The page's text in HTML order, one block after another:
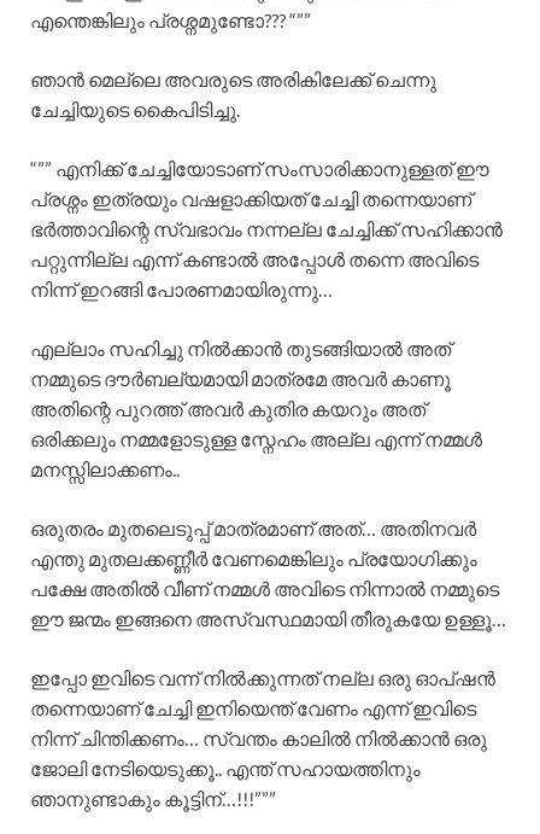
എന്തെങ്കിലും പ്രശ്നമുണ്ടോ??? “””
ഞാൻ മെല്ലെ അവരുടെ അരികിലേക്ക് ചെന്നു
ചേച്ചിയുടെ കൈപിടിച്ചു.
“”” എനിക്ക് ചേച്ചിയോടാണ് സംസാരിക്കാനുള്ളത് ഈ
പ്രശ്നം ഇത്രയും വഷളാക്കിയത് ചേച്ചി തന്നെയാണ്
ഭർത്താവിന്റെ സ്വഭാവം നന്നല്ല ചേച്ചിക്ക് സഹിക്കാൻ
പറ്റുന്നില്ല എന്ന് കണ്ടാൽ അപ്പോൾ തന്നെ അവിടെ
നിന്ന് ഇറങ്ങി പോരണമായിരുന്നു…
എല്ലാം സഹിച്ചു നിൽക്കാൻ തുടങ്ങിയാൽ അത്
നമ്മുടെ ദൗർബല്യമായി മാത്രമേ അവർ കാണൂ
അതിന്റെ പുറത്ത് അവർ കുതിര കയറും അത്
ഒരിക്കലും നമ്മളോടുള്ള സ്നേഹം അല്ല എന്ന് നമ്മൾ
മനസ്സിലാക്കണം..
ഒരുതരം മുതലെടുപ്പ് മാത്രമാണ് അത്… അതിനവർ
എന്തു മുതലക്കണ്ണീർ വേണമെങ്കിലും പ്രയോഗിക്കും
പക്ഷേ അതിൽ വീണ് നമ്മൾ അവിടെ നിന്നാൽ നമ്മുടെ
ഈ ജന്മം ഇങ്ങനെ അസ്വസ്ഥമായി തീരുകയേ ഉള്ളൂ…
ഇപ്പോ ഇവിടെ വന്ന് നിൽക്കുന്നത് നല്ല ഒരു ഓപ്ഷൻ
തന്നെയാണ് ചേച്ചി ഇനിയെന്ത് വേണം എന്ന് ഇവിടെ
നിന്ന് ചിന്തിക്കണം… സ്വന്തം കാലിൽ നിൽക്കാൻ ഒരു
ജോലി നേടിയെടുക്കൂ.. എന്ത് സഹായത്തിനും
ഞാനുണ്ടാകും കൂട്ടിന്…!!!”””